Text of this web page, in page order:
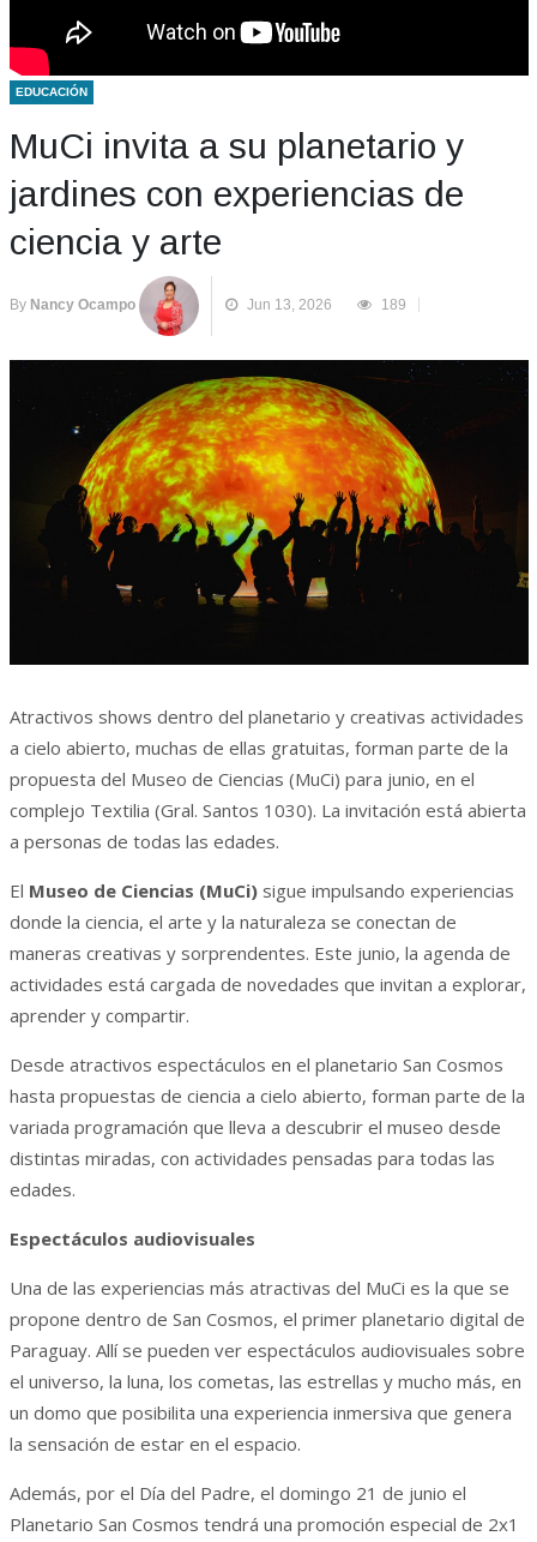
EDUCACIÓN
MuCi invita a su planetario y
jardines con experiencias de
ciencia y arte
By Nancy Ocampo Jun 13, 2026 189
Atractivos shows dentro del planetario y creativas actividades
a cielo abierto, muchas de ellas gratuitas, forman parte de la
propuesta del Museo de Ciencias (MuCi) para junio, en el
complejo Textilia (Gral. Santos 1030). La invitación está abierta
a personas de todas las edades.
El Museo de Ciencias (MuCi)sigue impulsando experiencias
donde la ciencia, el arte y la naturaleza se conectan de
maneras creativas y sorprendentes. Este junio, la agenda de
actividades está cargada de novedades que invitan a explorar,
aprender y compartir.
Desde atractivos espectáculos en el planetario San Cosmos
hasta propuestas de ciencia a cielo abierto, forman parte de la
variada programación que lleva a descubrir el museo desde
distintas miradas, con actividades pensadas para todas las
edades.
Espectáculos audiovisuales
Una de las experiencias más atractivas del MuCi es la que se
propone dentro de San Cosmos, el primer planetario digital de
Paraguay. Allí se pueden ver espectáculos audiovisuales sobre
el universo, la luna, los cometas, las estrellas y mucho más, en
un domo que posibilita una experiencia inmersiva que genera
la sensación de estar en el espacio.
Además, por el Día del Padre, el domingo 21 de junio el
Planetario San Cosmos tendrá una promoción especial de 2x1